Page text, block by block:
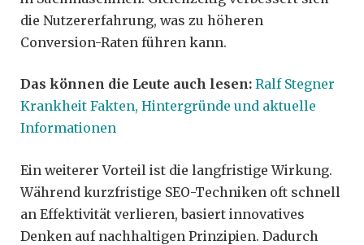
die Nutzererfahrung, was zu höheren
Conversion-Raten führen kann.
Das können die Leute auch lesen: Ralf Stegner
Krankheit Fakten, Hintergründe und aktuelle
Informationen
Ein weiterer Vorteil ist die langfristige Wirkung.
Während kurzfristige SEO-Techniken oft schnell
an Effektivität verlieren, basiert innovatives
Denken auf nachhaltigen Prinzipien. Dadurch